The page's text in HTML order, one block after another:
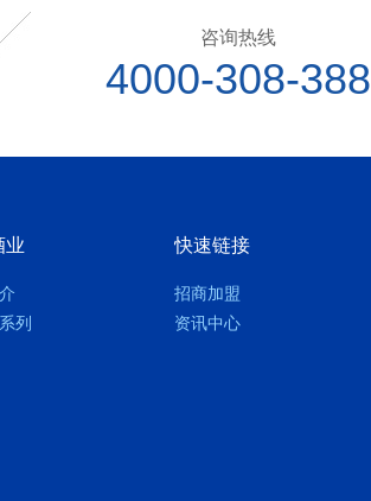
咨询热线
4000-308-388
业
列
快速链接
招商加盟
资讯中心